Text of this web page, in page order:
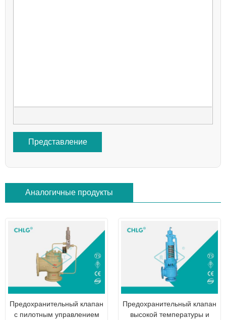
Представление
Аналогичные продукты
Предохранительный клапан
с пилотным управлением
Предохранительный клапан
высокой температуры и